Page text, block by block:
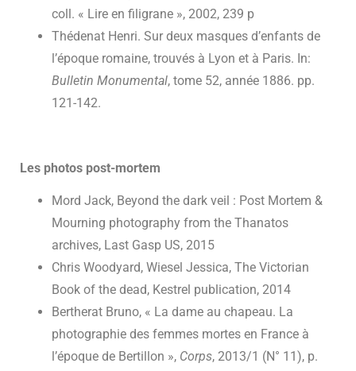
coll. « Lire en filigrane », 2002, 239 p
Thédenat Henri. Sur deux masques d’enfants de
l’époque romaine, trouvés à Lyon et à Paris. In:
Bulletin Monumental, tome 52, année 1886. pp.
121-142.
Les photos post-mortem
Mord Jack, Beyond the dark veil : Post Mortem &
Mourning photography from the Thanatos
archives, Last Gasp US, 2015
Chris Woodyard, Wiesel Jessica, The Victorian
Book of the dead, Kestrel publication, 2014
Bertherat Bruno, « La dame au chapeau. La
photographie des femmes mortes en France à
l’époque de Bertillon », Corps, 2013/1 (N° 11), p.